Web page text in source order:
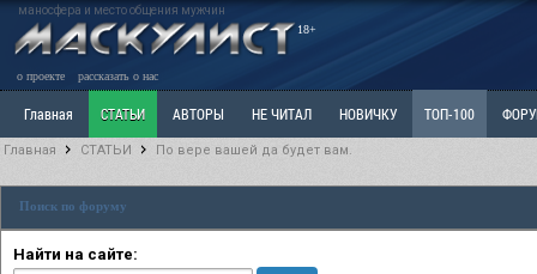
маносфера и место общения мужчин
18+
о проекте рассказать о нас
Главная СТАТЬИ АВТОРЫ НЕ ЧИТАЛ НОВИЧКУ ТОП-100
Ветка: Расстаюсь или Развожусь. САНЧАС
РАЗДЕЛ: Разное
Главная СТАТЬИ По вере вашей да будет вам.
Поиск по форуму
Найти на сайте: